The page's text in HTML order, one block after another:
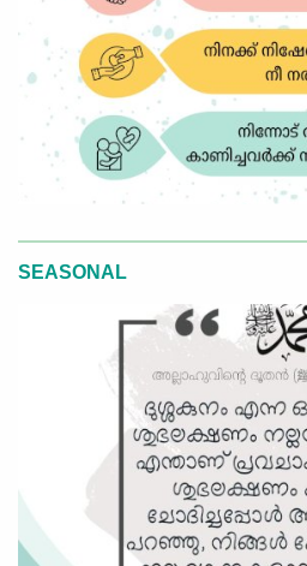
SEASONAL